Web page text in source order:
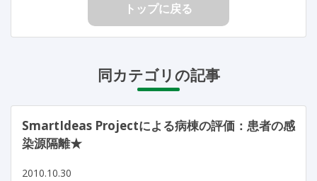
トップに戻る
同カテゴリの記事
SmartIdeas Projectによる病棟の評価：患者の感
染源隔離★
2010.10.30